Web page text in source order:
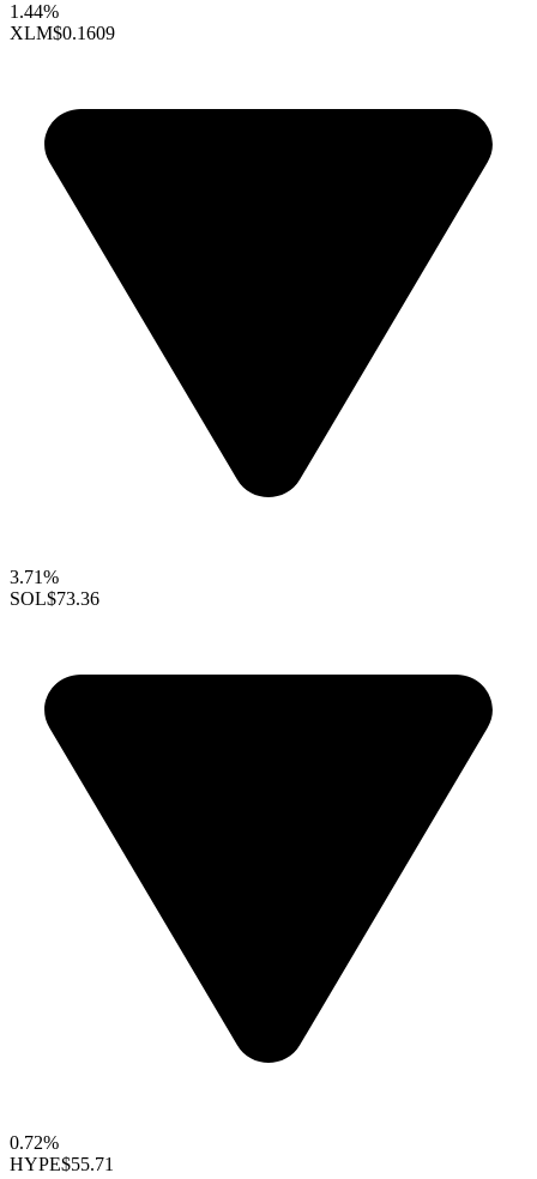
1.44%
XLM$0.1609
3.71%
SOL$73.36
0.72%
HYPE$55.71